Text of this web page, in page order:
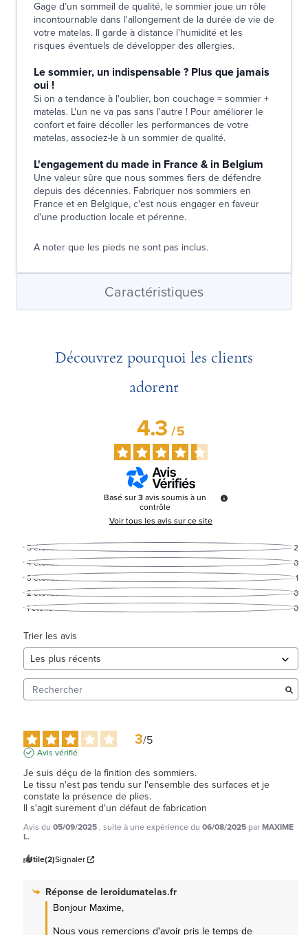
Gage d’un sommeil de qualité, le sommier joue un rôle
incontournable dans l'allongement de la durée de vie de
votre matelas. Il garde à distance l'humidité et les
risques éventuels de développer des allergies.
Le sommier, un indispensable ? Plus que jamais
oui !
Si on a tendance à l'oublier, bon couchage = sommier +
matelas. L'un ne va pas sans l'autre ! Pour améliorer le
confort et faire décoller les performances de votre
matelas, associez-le à un sommier de qualité.
L'engagement du made in France & in Belgium
Une valeur sûre que nous sommes fiers de défendre
depuis des décennies. Fabriquer nos sommiers en
France et en Belgique, c'est nous engager en faveur
d'une production locale et pérenne.
A noter que les pieds ne sont pas inclus.
Caractéristiques
Découvrez pourquoi les clients
adorent
4.3/5
Basé sur3 avis soumis à un
contrôle
Voir tous les avis sur ce site
5étoiles
2
4étoiles
0
3étoiles
1
2étoiles
0
1étoile 0
Trier les avis
3/5
Avis vérifié
Je suis déçu de la finition des sommiers.
Le tissu n'est pas tendu sur l'ensemble des surfaces et je
constate la présence de plies.
Il s'agit surement d'un défaut de fabrication
Avis du 05/09/2025, suite à une expérience du 06/08/2025 parMAXIME
L.
Utile(2)Signaler
Réponse de leroidumatelas.fr
Bonjour Maxime,
Nous vous remercions d'avoir pris le temps de